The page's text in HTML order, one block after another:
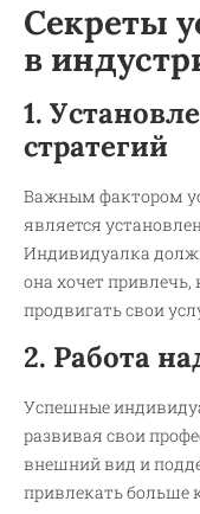
Секреты
в
1.
стратегий
Важным фактором
является
Индивидуалка
она хочет привлечь,
продвигать свои
2. Работа
Успешные
развивая свои
внешний вид и
привлекать больше